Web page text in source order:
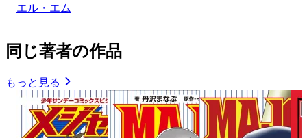
エル・エム
同じ著者の作品
もっと見る